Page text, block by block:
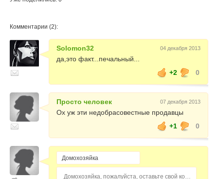
Комментарии (2):
Solomon32 04 декабря 2013
да,это факт...печальный...
+2
0
Просто человек 07 декабря 2013
Ох уж эти недобрасовестные продавцы
+1
0
Домохозяйка, пожалуйста, оставьте свой комментарий...